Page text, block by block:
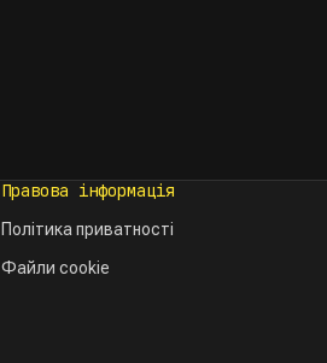
Правова інформація
Політика приватності
Файли cookie